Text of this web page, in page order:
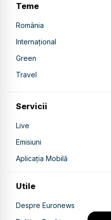
Teme
România
Internațional
Green
Travel
Servicii
Live
Emisiuni
Aplicația Mobilă
Utile
Despre Euronews